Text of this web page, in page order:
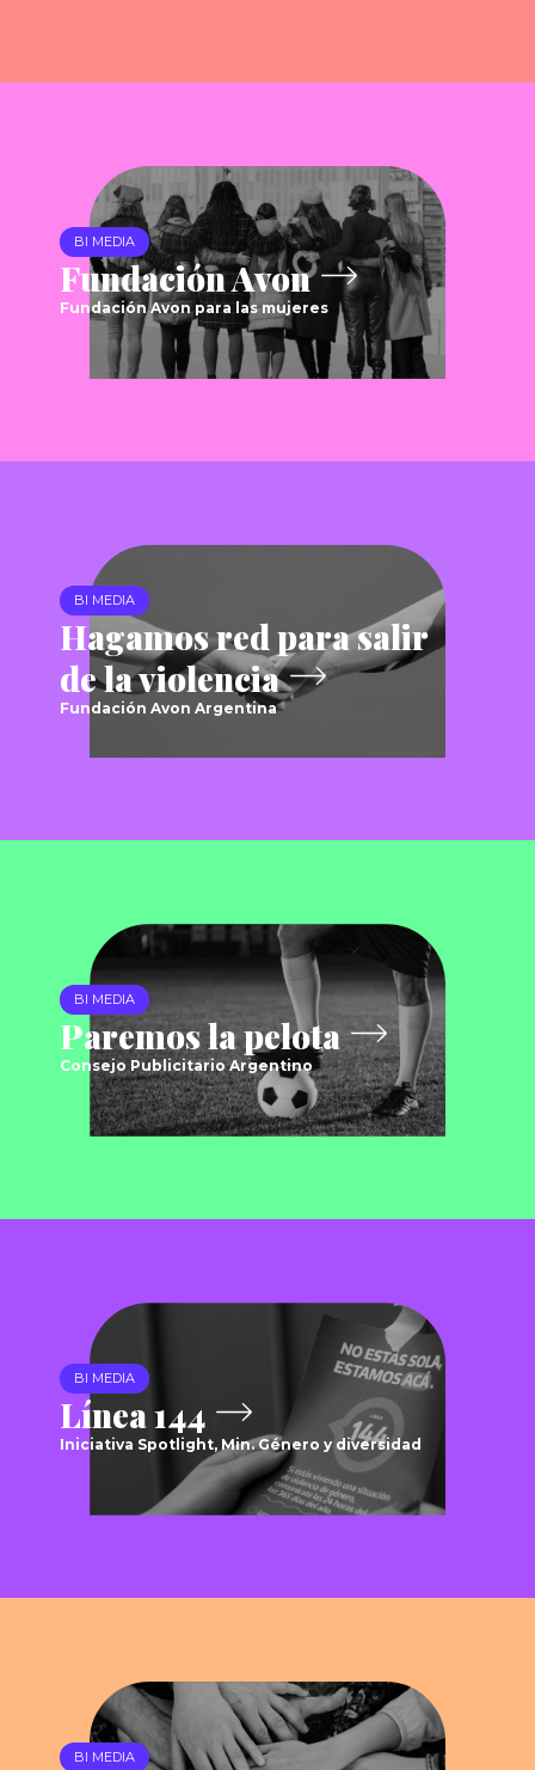
BI MEDIA
Fundación Avon
Fundación Avon para las mujeres
BI MEDIA
Hagamos red para salir
de la violencia
Fundación Avon Argentina
BI MEDIA
Paremos la pelota
Consejo Publicitario Argentino
BI MEDIA
Línea 144
Iniciativa Spotlight, Min. Género y diversidad
BI MEDIA